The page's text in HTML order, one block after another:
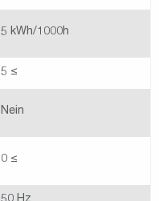
5 kWh/1000h
5 ≤
Nein
0 ≤